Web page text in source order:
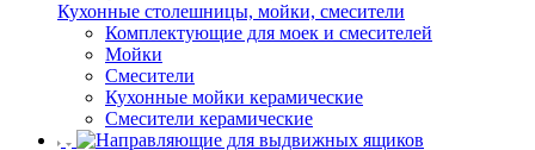
Кухонные столешницы, мойки, смесители
Комплектующие для моек и смесителей
Мойки
Смесители
Кухонные мойки керамические
Смесители керамические